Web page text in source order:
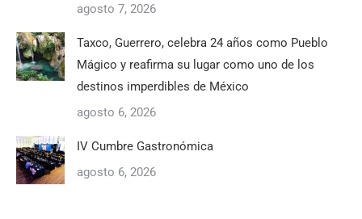
agosto 7, 2026
Taxco, Guerrero, celebra 24 años como Pueblo
Mágico y reafirma su lugar como uno de los
destinos imperdibles de México
agosto 6, 2026
IV Cumbre Gastronómica
agosto 6, 2026